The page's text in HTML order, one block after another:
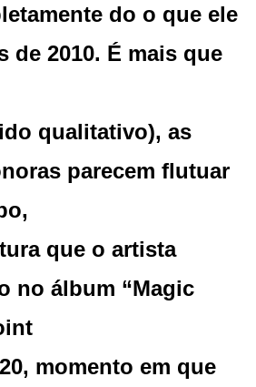
do o que ele
de 2010. É mais que
qualitativo), as
parecem flutuar
que o artista
no álbum “Magic
momento em que